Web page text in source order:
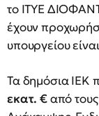
το ΙΤΥΕ
έχουν
υπουργείου
Τα δημόσια ΙΕΚ
εκατ. €από τους